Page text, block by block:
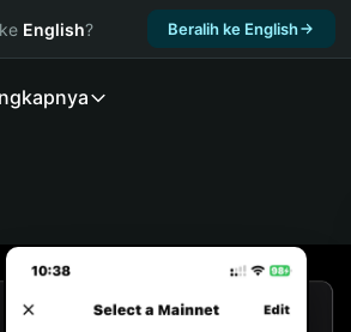
English? Beralih ke English